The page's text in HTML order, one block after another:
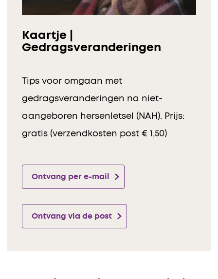
Kaartje |
Gedragsveranderingen
Tips voor omgaan met
gedragsveranderingen na niet-
aangeboren hersenletsel (NAH). Prijs:
gratis (verzendkosten post € 1,50)
Ontvang per e-mail
Ontvang via de post